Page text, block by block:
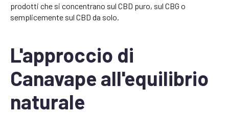
prodotti che si concentrano sul CBD puro, sul CBG o
semplicemente sul CBD da solo.
L'approccio di
Canavape all'equilibrio
naturale